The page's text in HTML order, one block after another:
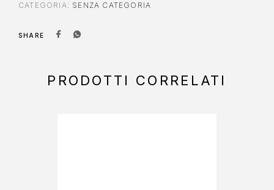
CATEGORIA: SENZA CATEGORIA
SHARE
PRODOTTI CORRELATI